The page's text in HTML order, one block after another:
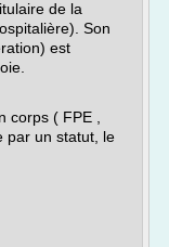
de la
Son
est
( FPE ,
par un statut, le